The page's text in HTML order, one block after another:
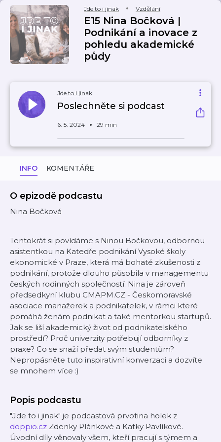
Jde to i jinak Vzdělání
E15 Nina Bočková |
Podnikání a inovace z
pohledu akademické
půdy
Jde to i jinak
Poslechněte si podcast
6. 5. 2024 29 min
INFO KOMENTÁŘE
O epizodě podcastu
Nina Bočková
Tentokrát si povídáme s Ninou Bočkovou, odbornou
asistentkou na Katedře podnikání Vysoké školy
ekonomické v Praze, která má bohaté zkušenosti z
podnikání, protože dlouho působila v managementu
českých rodinných společností. Nina je zároveň
předsedkyní klubu CMAPM.CZ - Českomoravské
asociace manažerek a podnikatelek, v rámci které
pomáhá ženám podnikat a také mentorkou startupů.
Jak se liší akademický život od podnikatelského
prostředí? Proč univerzity potřebují odborníky z
praxe? Co se snaží předat svým studentům?
Nepropásněte tuto inspirativní konverzaci a dozvíte
se mnohem více :)
Popis podcastu
"Jde to i jinak" je podcastová prvotina holek z
doppio.cz Zdenky Plánkové a Katky Pavlíkové.
Úvodní díly věnovaly všem, kteří pracují s týmem a